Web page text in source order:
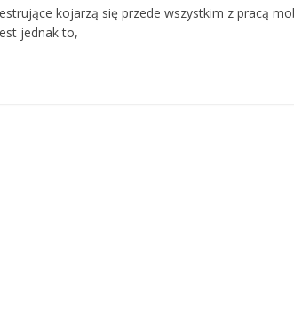
kojarzą się przede wszystkim z pracą
jednak to,